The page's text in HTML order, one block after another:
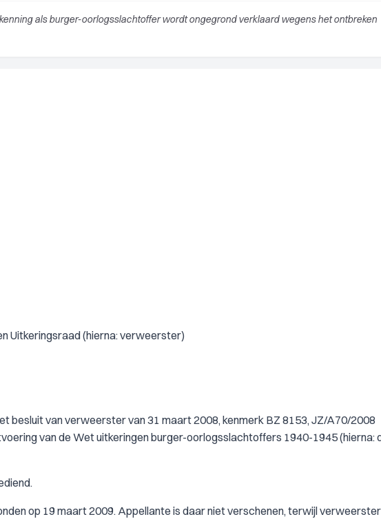
als burger-oorlogsslachtoffer wordt ongegrond verklaard wegens het ontbreken
Uitkeringsraad (hierna: verweerster)
besluit van verweerster van 31 maart 2008, kenmerk BZ 8153, JZ/A70/2008
van de Wet uitkeringen burger-oorlogsslachtoffers 1940-1945 (hierna:
op 19 maart 2009. Appellante is daar niet verschenen, terwijl verweerster